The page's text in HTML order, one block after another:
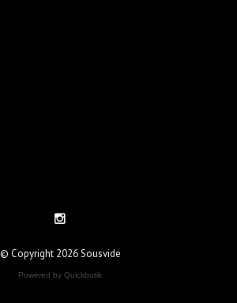
© Copyright 2026 Sousvide
Powered by Quickbutik